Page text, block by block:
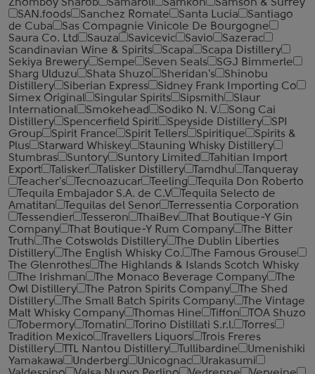
Zhomboy Sharob
Samaroli Samkon
Samson & Surrey
SAN.foods
Sanchez Romate Santa Lucia
Santiago
de Cuba
Sas Compagnie Vinicole De Bourgogne
Saura Co. Ltd
Sauza Savicevic Savio
Sazerac
Scandinavian Wine & Spirits
Scapa
Scapa Distillery
Sekiya Brewery
Sempe Seven Seals
SGJ Bimmerle
Sharg Ulduzu
Shata Shuzo Sheridan's
Shinobu
Distillery
Siberian Express
Sidney Frank Importing Co
Simex Original
Singular Spirits Sipsmith
Slaur
International
Smokehead Sodiko N. V.
Song Cai
Distillery
Spencerfield Spirit Speyside Distillery
SPI
Group
Spirit France Spirit Tellers Spiritique
Spirits &
Plus
Starward Whiskey
Stauning Whisky Distillery
Stumbras
Suntory Suntory Limited
Tahitian Import
Export
Talisker Talisker Distillery Tamdhu
Tanqueray
Teacher's
Tecnoazucar Teeling
Tequila Don Roberto
Tequila Embajador S.A. de C.V
Tequila Selecto de
Amatitan
Tequilas del Senor
Terressentia Corporation
Tessendier
Tesseron ThaiBev
That Boutique-Y Gin
Company
That Boutique-Y Rum Company
The Bitter
Truth
The Cotswolds Distillery
The Dublin Liberties
Distillery
The English Whisky Co.
The Famous Grouse
The Glenrothes
The Highlands & Islands Scotch Whisky
The Irishman
The Monaco Beverage Company
The
Owl Distillery
The Patron Spirits Company
The Shed
Distillery
The Small Batch Spirits Company
The Vintage
Malt Whisky Company
Thomas Hine Tiffon
TOA Shuzo
Tobermory
Tomatin Torino Distillati S.r.l.
Torres
Tradition Mexico
Travellers Liquors
Trois Freres
Distillery
TTL Nantou Distillery Tullibardine
Umenishiki
Yamakawa
Underberg Unicognac
Urakasumi